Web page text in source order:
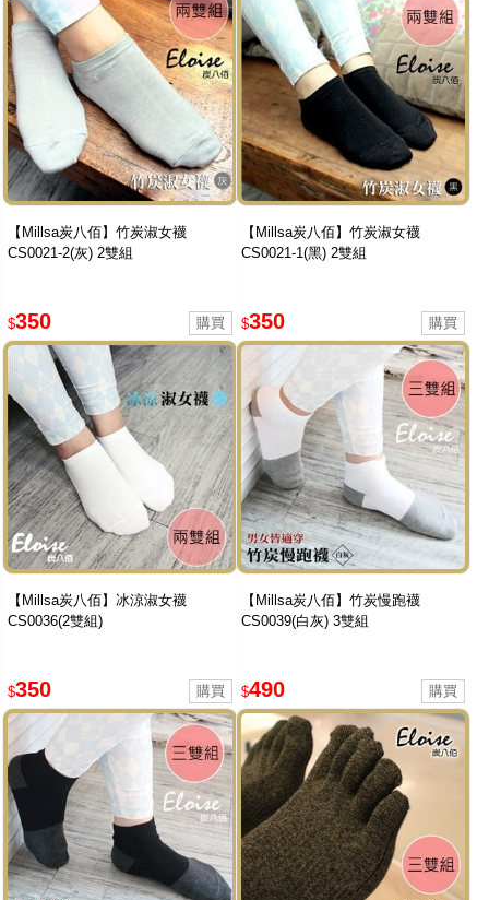
【Millsa炭八佰】竹炭淑女襪
CS0021-2(灰) 2雙組
$350
【Millsa炭八佰】竹炭淑女襪
CS0021-1(黑) 2雙組
$350
【Millsa炭八佰】冰涼淑女襪
CS0036(2雙組)
$350
【Millsa炭八佰】竹炭慢跑襪
CS0039(白灰) 3雙組
$490